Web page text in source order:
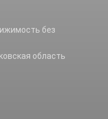
без
область